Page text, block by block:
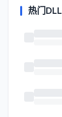
热门DLL